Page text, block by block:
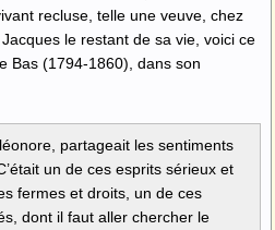
recluse, telle une veuve, chez
le restant de sa vie, voici ce
Bas (1794-1860), dans son
partageait les sentiments
un de ces esprits sérieux et
fermes et droits, un de ces
dont il faut aller chercher le